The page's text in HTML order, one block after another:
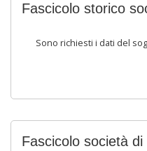
Fascicolo storico
Sono richiesti i dati del
Fascicolo società di